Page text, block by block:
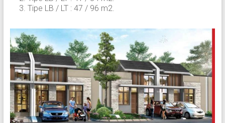
Tipe LB / LT : 47 / 96 m2.